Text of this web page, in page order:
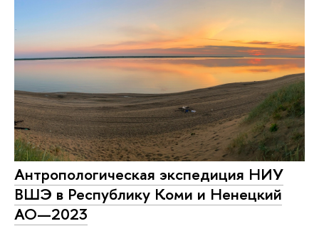
Антропологическая экспедиция НИУ
ВШЭ в Республику Коми и Ненецкий
АО—2023